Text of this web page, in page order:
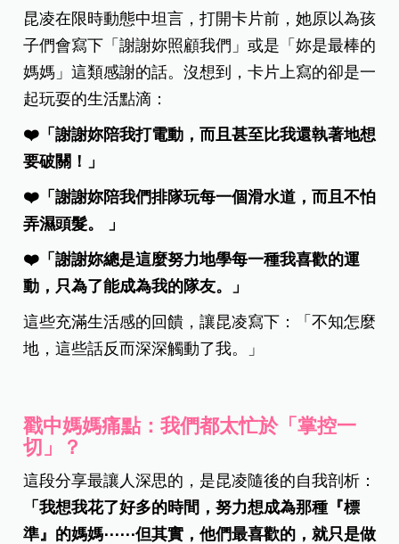
昆凌在限時動態中坦言，打開卡片前，她原以為孩
子們會寫下「謝謝妳照顧我們」或是「妳是最棒的
媽媽」這類感謝的話。沒想到，卡片上寫的卻是一
起玩耍的生活點滴：
❤️「謝謝妳陪我打電動，而且甚至比我還執著地想
要破關！」
❤️「謝謝妳陪我們排隊玩每一個滑水道，而且不怕
弄濕頭髮。 」
❤️「謝謝妳總是這麼努力地學每一種我喜歡的運
動，只為了能成為我的隊友。」
這些充滿生活感的回饋，讓昆凌寫下：「不知怎麼
地，這些話反而深深觸動了我。」
戳中媽媽痛點：我們都太忙於「掌控一
切」？
這段分享最讓人深思的，是昆凌隨後的自我剖析：
「我想我花了好多的時間，努力想成為那種『標
準』的媽媽⋯⋯但其實，他們最喜歡的，就只是做